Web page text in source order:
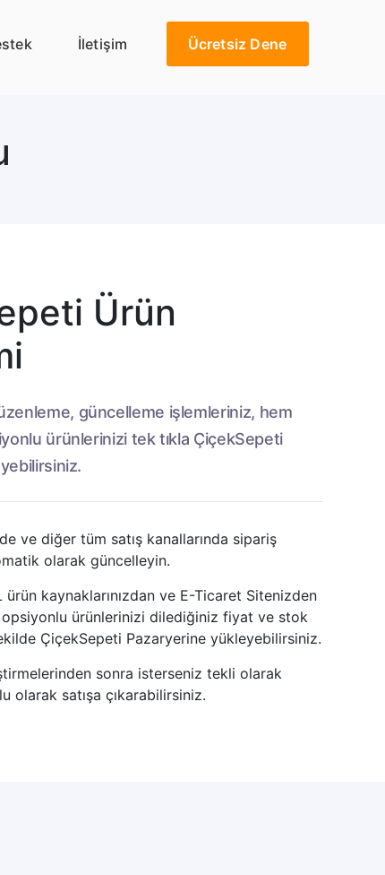
İletişim Ücretsiz Dene
Ürün
güncelleme işlemleriniz, hem
ürünlerinizi tek tıkla ÇiçekSepeti
ve diğer tüm satış kanallarında sipariş
olarak güncelleyin.
ürün kaynaklarınızdan ve E-Ticaret Sitenizden
ürünlerinizi dilediğiniz fiyat ve stok
ÇiçekSepeti Pazaryerine yükleyebilirsiniz.
sonra isterseniz tekli olarak
olarak satışa çıkarabilirsiniz.